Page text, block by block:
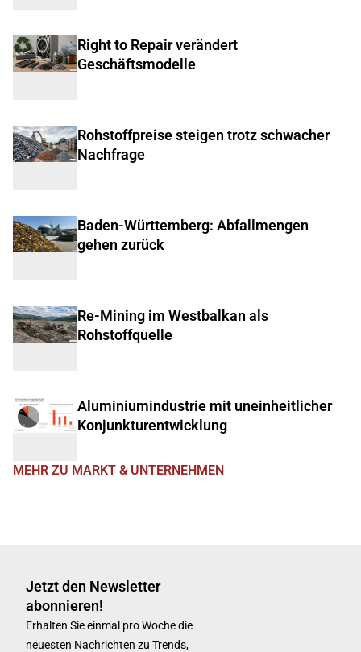
Right to Repair verändert
Geschäftsmodelle
Rohstoffpreise steigen trotz schwacher
Nachfrage
Baden-Württemberg: Abfallmengen
gehen zurück
Re-Mining im Westbalkan als
Rohstoffquelle
Aluminiumindustrie mit uneinheitlicher
Konjunkturentwicklung
MEHR ZU MARKT & UNTERNEHMEN
Jetzt den Newsletter
abonnieren!
Erhalten Sie einmal pro Woche die
neuesten Nachrichten zu Trends,